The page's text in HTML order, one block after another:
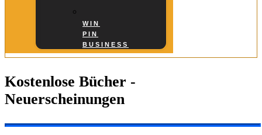
WIN
PIN
BUSINESS
Kostenlose Bücher -
Neuerscheinungen